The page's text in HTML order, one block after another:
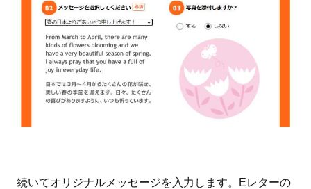
続いてオリジナルメッセージを入力します。Eレターの